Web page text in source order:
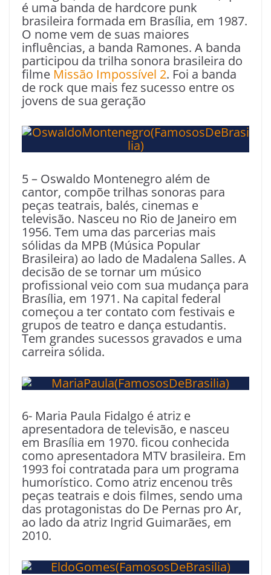
é uma banda de hardcore punk
brasileira formada em Brasília, em 1987.
O nome vem de suas maiores
influências, a banda Ramones. A banda
participou da trilha sonora brasileira do
filme Missão Impossível 2. Foi a banda
de rock que mais fez sucesso entre os
jovens de sua geração
5 – Oswaldo Montenegro além de
cantor, compõe trilhas sonoras para
peças teatrais, balés, cinemas e
televisão. Nasceu no Rio de Janeiro em
1956. Tem uma das parcerias mais
sólidas da MPB (Música Popular
Brasileira) ao lado de Madalena Salles. A
decisão de se tornar um músico
profissional veio com sua mudança para
Brasília, em 1971. Na capital federal
começou a ter contato com festivais e
grupos de teatro e dança estudantis.
Tem grandes sucessos gravados e uma
carreira sólida.
6- Maria Paula Fidalgo é atriz e
apresentadora de televisão, e nasceu
em Brasília em 1970. ficou conhecida
como apresentadora MTV brasileira. Em
1993 foi contratada para um programa
humorístico. Como atriz encenou três
peças teatrais e dois filmes, sendo uma
das protagonistas do De Pernas pro Ar,
ao lado da atriz Ingrid Guimarães, em
2010.